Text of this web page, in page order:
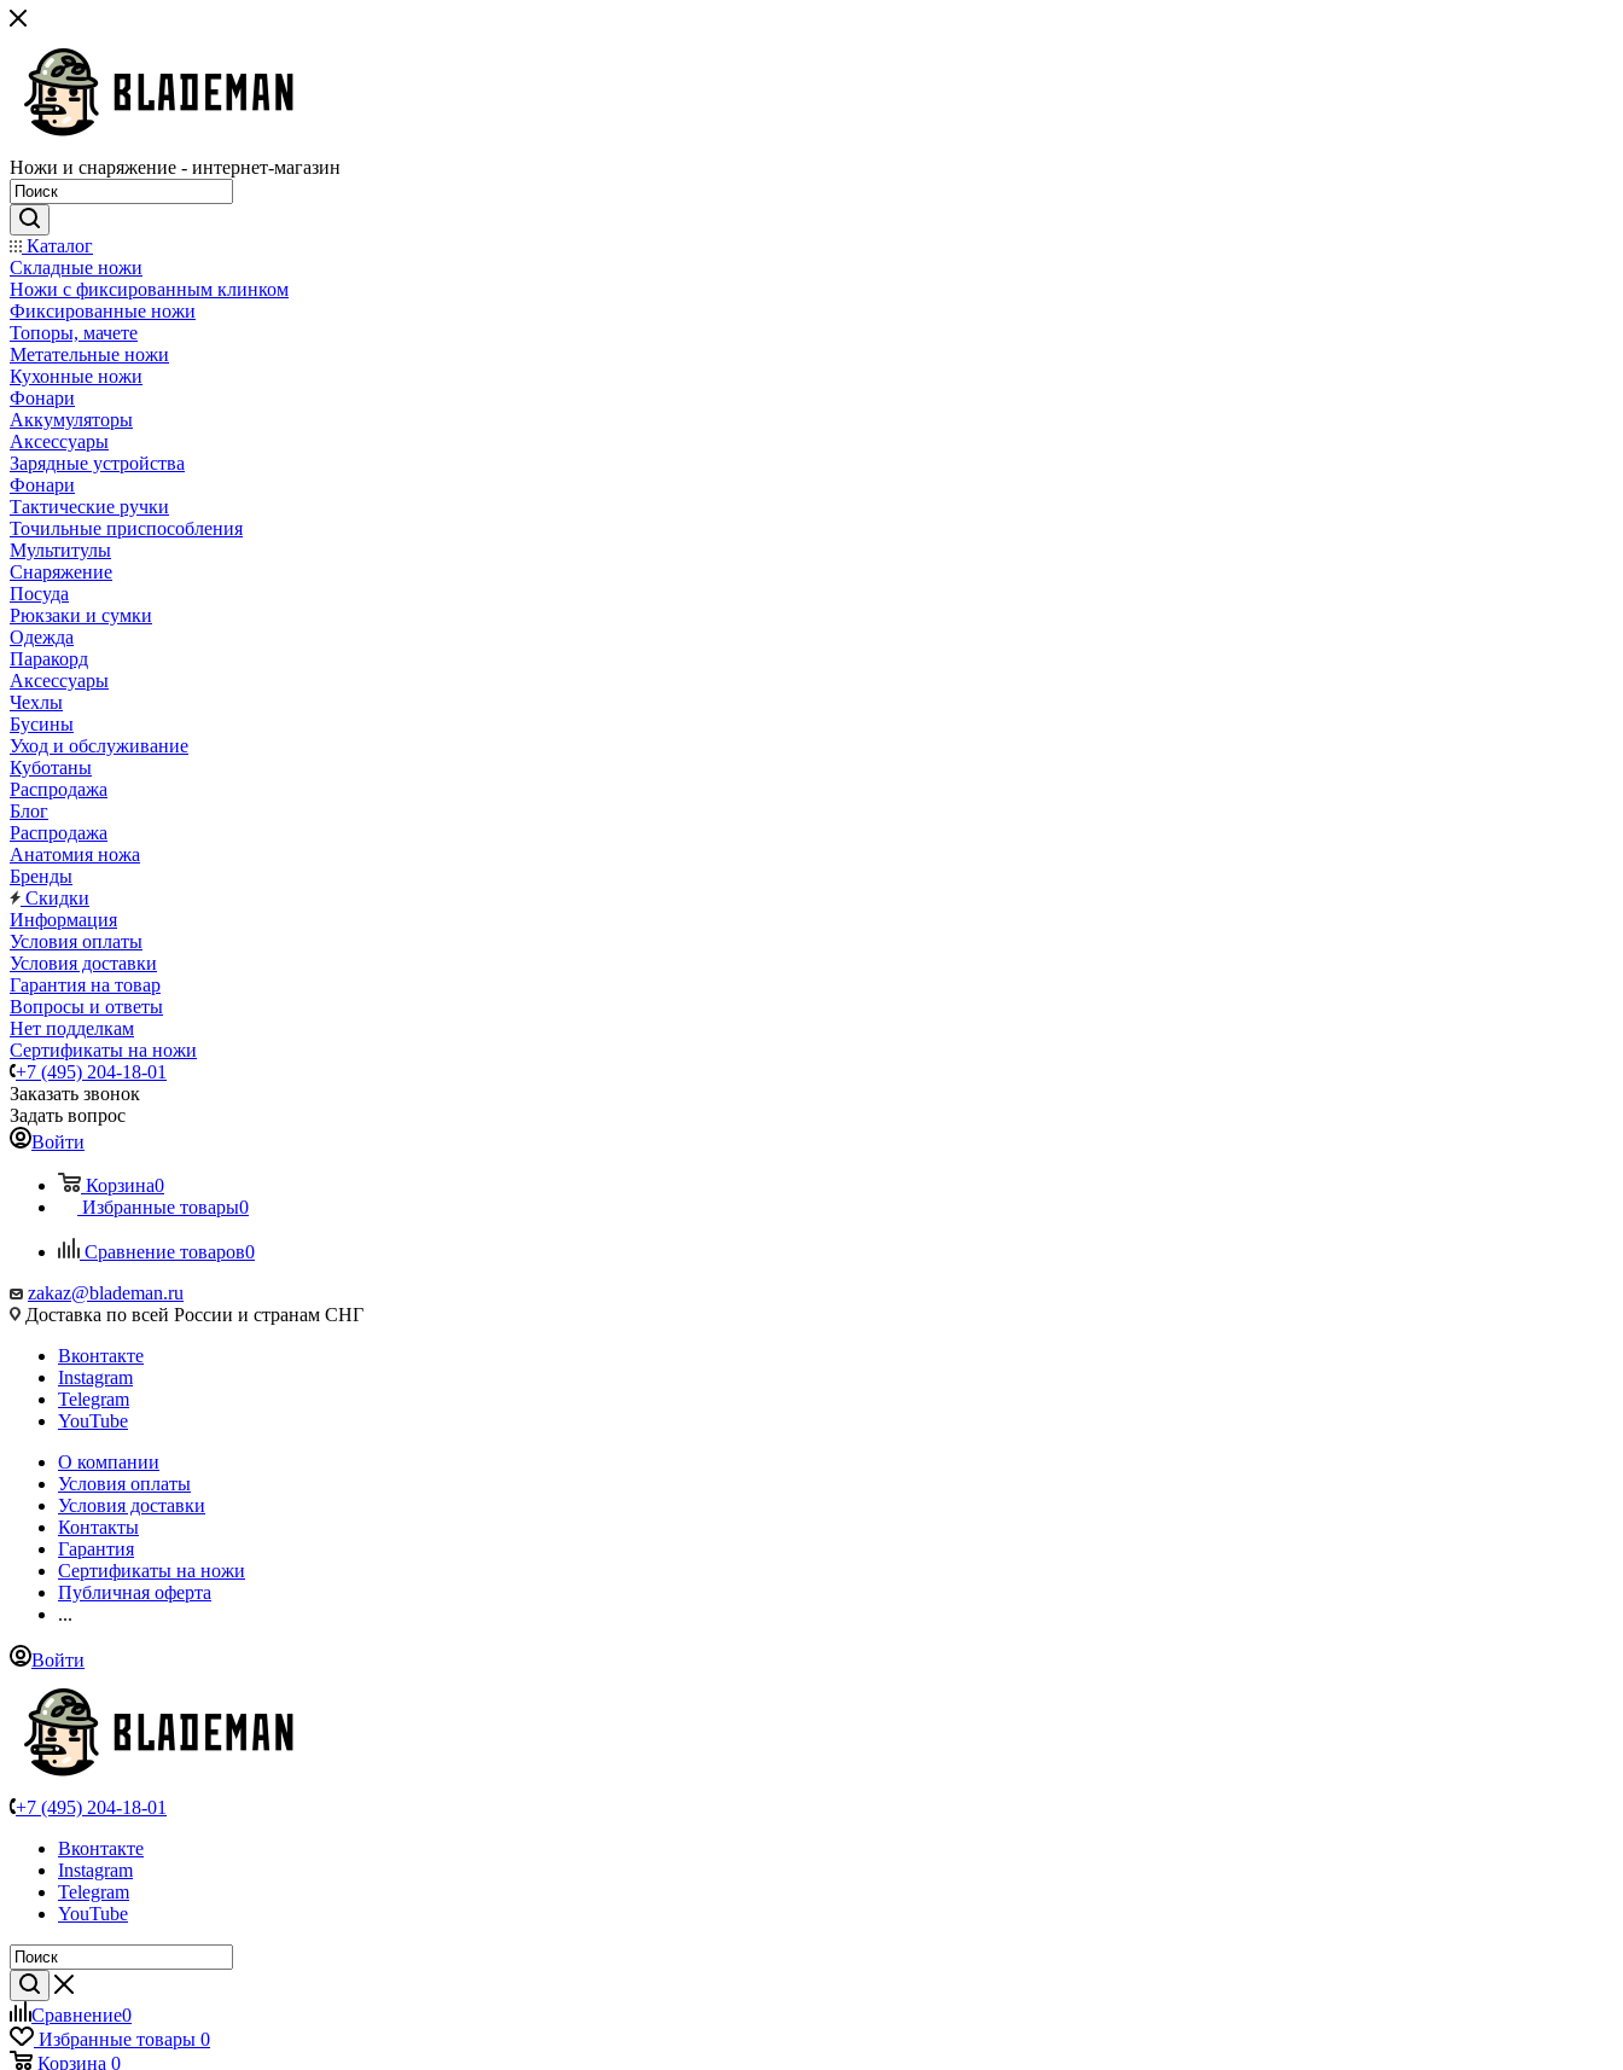
Ножи и снаряжение - интернет-магазин
Каталог
Складные ножи
Ножи с фиксированным клинком
Фиксированные ножи
Топоры, мачете
Метательные ножи
Кухонные ножи
Фонари
Аккумуляторы
Аксессуары
Зарядные устройства
Фонари
Тактические ручки
Точильные приспособления
Мультитулы
Снаряжение
Посуда
Рюкзаки и сумки
Одежда
Паракорд
Аксессуары
Чехлы
Бусины
Уход и обслуживание
Куботаны
Распродажа
Блог
Распродажа
Анатомия ножа
Бренды
Скидки
Информация
Условия оплаты
Условия доставки
Гарантия на товар
Вопросы и ответы
Нет подделкам
Сертификаты на ножи
+7 (495) 204-18-01
Заказать звонок
Задать вопрос
Войти
Корзина0
Избранные товары0
Сравнение товаров0
zakaz@blademan.ru
Доставка по всей России и странам СНГ
Вконтакте
Instagram
Telegram
YouTube
О компании
Условия оплаты
Условия доставки
Контакты
Гарантия
Сертификаты на ножи
Публичная оферта
...
Войти
+7 (495) 204-18-01
Вконтакте
Instagram
Telegram
YouTube
Сравнение0
Избранные товары 0
Корзина 0